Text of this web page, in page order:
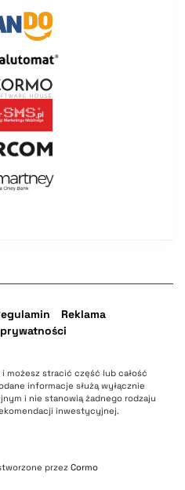
Reklama
możesz stracić część lub całość
informacje służą wyłącznie
i nie stanowią żadnego rodzaju
inwestycyjnej.
przez Cormo